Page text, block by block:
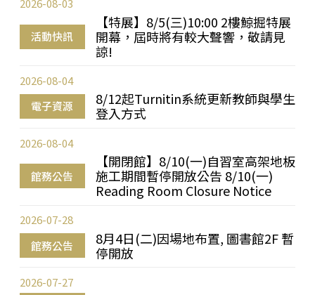
活動快訊
【特展】8/5(三)10:00 2樓鯨掘特展
開幕，屆時將有較大聲響，敬請見
諒!
2026-08-03
電子資源
8/12起Turnitin系統更新教師與學生
登入方式
2026-08-04
館務公告
【開閉館】8/10(一)自習室高架地板
施工期間暫停開放公告 8/10(一)
Reading Room Closure Notice
2026-08-04
館務公告
8月4日(二)因場地布置, 圖書館2F 暫
停開放
2026-07-28
2026-07-27